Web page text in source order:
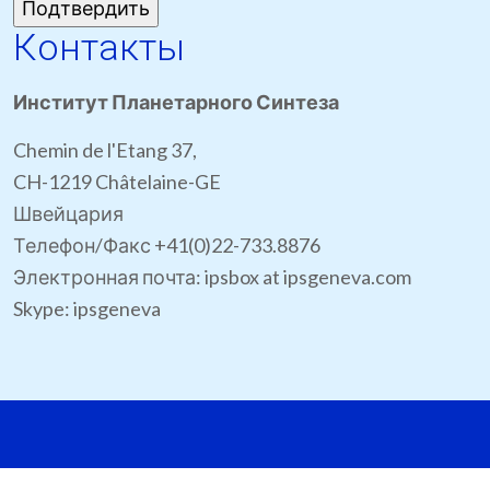
Контакты
Институт Планетарного Синтеза
Chemin de l'Etang 37,
CH-1219 Châtelaine-GE
Швейцария
Телефон/Факс +41(0)22-733.8876
Электронная почта: ipsbox at ipsgeneva.com
Skype: ipsgeneva